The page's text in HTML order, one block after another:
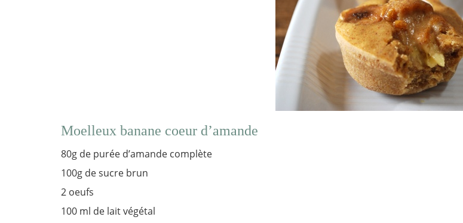
Moelleux banane coeur d’amande
80g de purée d’amande complète
100g de sucre brun
2 oeufs
100 ml de lait végétal